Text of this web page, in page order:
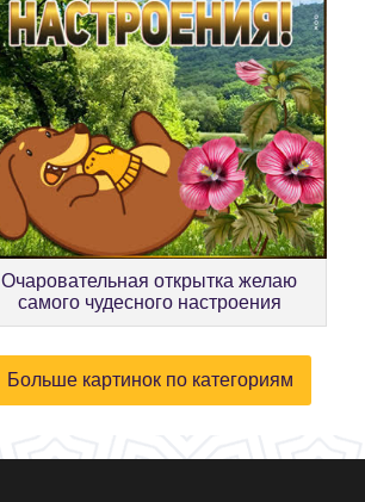
Очаровательная открытка желаю
самого чудесного настроения
Больше картинок по категориям